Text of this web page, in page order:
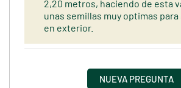
2,20 metros, haciendo de esta
unas semillas muy optimas
en exterior.
NUEVA PREGUNTA